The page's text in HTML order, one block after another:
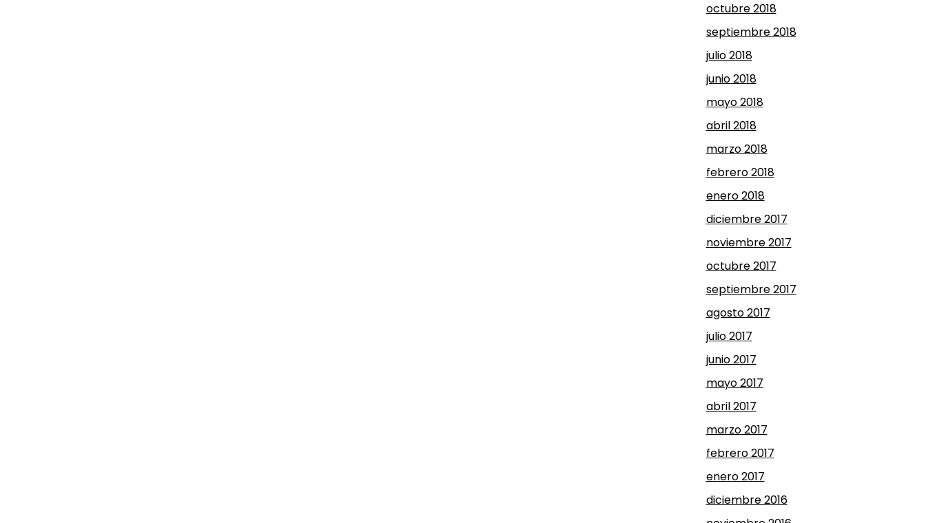
octubre 2018
septiembre 2018
julio 2018
junio 2018
mayo 2018
abril 2018
marzo 2018
febrero 2018
enero 2018
diciembre 2017
noviembre 2017
octubre 2017
septiembre 2017
agosto 2017
julio 2017
junio 2017
mayo 2017
abril 2017
marzo 2017
febrero 2017
enero 2017
diciembre 2016